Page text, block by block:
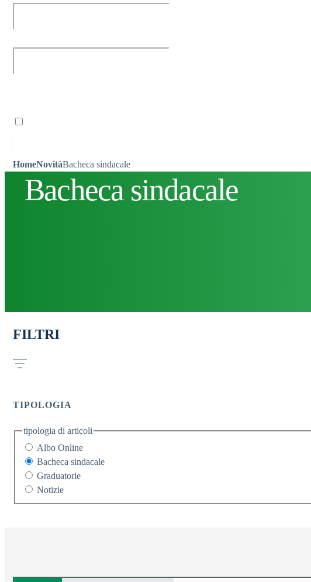
HomeNovitàBacheca sindacale
Bacheca sindacale
FILTRI
TIPOLOGIA
tipologia di articoli
Albo Online
Bacheca sindacale
Graduatorie
Notizie